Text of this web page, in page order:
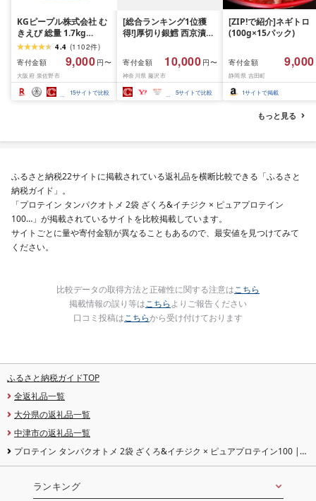
KGピープル株式会社 む
きえび 総量 1.7kg
(850g×2P) 特大 5Lサイ
ズ バナメイエビ バラ凍
結 下処理不要 サイズ不
揃い 訳あり
4.4 (1102件)
寄付金額
9,000 円〜
大阪府 泉佐野市
15サイトで比較
[総合ランキング1位獲
得!]厚切り銀鱈 西京漬け
約 1,000g (約 100g × 10
切) 西京味噌 西京みそ 味
噌漬け みそ 味噌 鮮魚 魚
介 銀だら 銀ダラ ギンダ
ラ ぎんだら 鱈 タラ 魚
礼品 おかず おつまみ お
南 藤沢
寄付金額 10,000 円〜
神奈川県 藤沢市
5サイトで比較
[ZIP!で紹介]ネギトロ
(100g×15パック)
寄付金額 9,000
静岡県 吉田町
1サイトで掲載
もっと見る
ふるさと納税22サイトに掲載されている返礼品を横断比較できる「ふるさと
納税ガイド」。
「プロテイン タンパクオトメ 2袋 ざくろ&イチジク × ピュアプロテイン
100…」が掲載されているサイトを比較掲載しています。
サイトごとに量や寄付金額が異なることもあるので、最安値を見つけてみて
ください。
比較データの取得方法と正確性に関する注意はこちら
掲載情報の誤り等はこちらよりご報告ください
口コミ投稿はこちらから受け付けております
ふるさと納税ガイドTOP
全返礼品一覧
大分県の返礼品一覧
中津市の返礼品一覧
プロテイン タンパクオトメ 2袋 ざくろ&イチジク × ピュアプロテイン100 |
ランキング